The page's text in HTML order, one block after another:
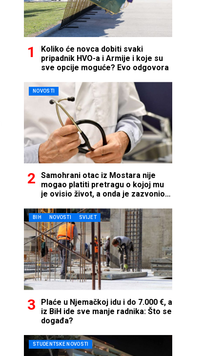
Koliko će novca dobiti svaki
pripadnik HVO-a i Armije i koje su
sve opcije moguće? Evo odgovora
NOVOSTI
Samohrani otac iz Mostara nije
mogao platiti pretragu o kojoj mu
je ovisio život, a onda je zazvonio
BIH NOVOSTI SVIJET
Plaće u Njemačkoj idu i do 7.000 €, a
iz BiH ide sve manje radnika: Što se
događa?
STUDENTSKE NOVOSTI